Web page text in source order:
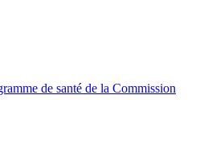
de santé de la Commission